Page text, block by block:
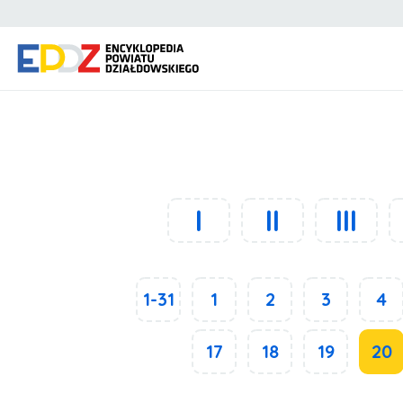
I II III
1-31 1 2 3 4
17 18 19 20